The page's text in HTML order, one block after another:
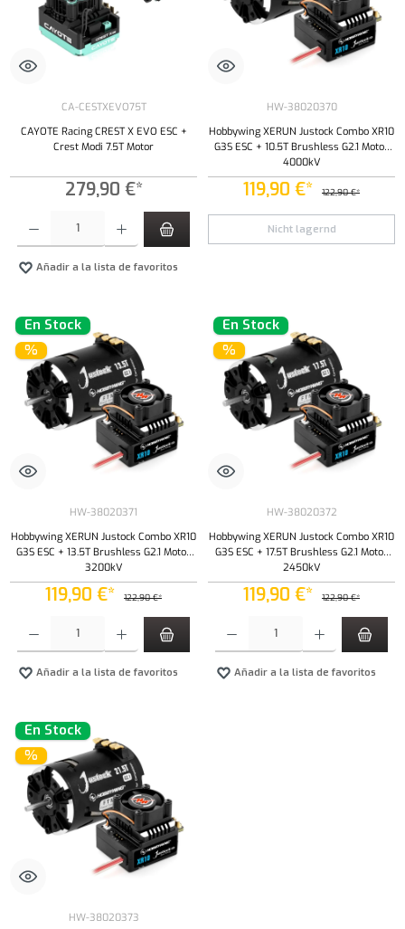
CA-CESTXEVO75T
CAYOTE Racing CREST X EVO ESC +
Crest Modi 7.5T Motor
279,90 €*
Cantidad del producto: introduce la cantidad deseada o usa los botones para aumentar o
Añadir a la lista de favoritos
HW-38020370
Hobbywing XERUN Justock Combo XR10
G3S ESC + 10.5T Brushless G2.1 Motor
4000kV
119,90 €* 122,90 €*
Nicht lagernd
En Stock
%
HW-38020371
Hobbywing XERUN Justock Combo XR10
G3S ESC + 13.5T Brushless G2.1 Motor
3200kV
119,90 €* 122,90 €*
Añadir a la lista de favoritos
En Stock
%
HW-38020372
Hobbywing XERUN Justock Combo XR10
G3S ESC + 17.5T Brushless G2.1 Motor
2450kV
119,90 €* 122,90 €*
Añadir a la lista de favoritos
En Stock
%
HW-38020373